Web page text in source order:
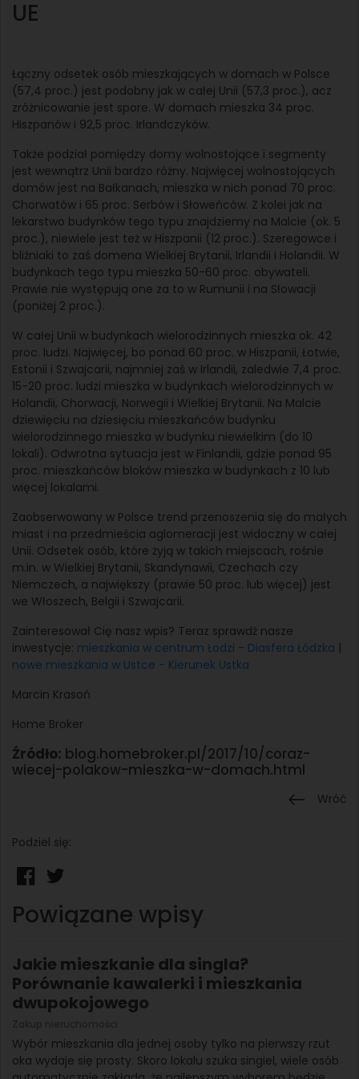
UE
Łączny odsetek osób mieszkających w domach w Polsce
(57,4 proc.) jest podobny jak w całej Unii (57,3 proc.), acz
zróżnicowanie jest spore. W domach mieszka 34 proc.
Hiszpanów i 92,5 proc. Irlandczyków.
Także podział pomiędzy domy wolnostojące i segmenty
jest wewnątrz Unii bardzo różny. Najwięcej wolnostojących
domów jest na Bałkanach, mieszka w nich ponad 70 proc.
Chorwatów i 65 proc. Serbów i Słoweńców. Z kolei jak na
lekarstwo budynków tego typu znajdziemy na Malcie (ok. 5
proc.), niewiele jest też w Hiszpanii (12 proc.). Szeregowce i
bliźniaki to zaś domena Wielkiej Brytanii, Irlandii i Holandii. W
budynkach tego typu mieszka 50-60 proc. obywateli.
Prawie nie występują one za to w Rumunii i na Słowacji
(poniżej 2 proc.).
W całej Unii w budynkach wielorodzinnych mieszka ok. 42
proc. ludzi. Najwięcej, bo ponad 60 proc. w Hiszpanii, Łotwie,
Estonii i Szwajcarii, najmniej zaś w Irlandii, zaledwie 7,4 proc.
15-20 proc. ludzi mieszka w budynkach wielorodzinnych w
Holandii, Chorwacji, Norwegii i Wielkiej Brytanii. Na Malcie
dziewięciu na dziesięciu mieszkańców budynku
wielorodzinnego mieszka w budynku niewielkim (do 10
lokali). Odwrotna sytuacja jest w Finlandii, gdzie ponad 95
proc. mieszkańców bloków mieszka w budynkach z 10 lub
więcej lokalami.
Zaobserwowany w Polsce trend przenoszenia się do małych
miast i na przedmieścia aglomeracji jest widoczny w całej
Unii. Odsetek osób, które żyją w takich miejscach, rośnie
m.in. w Wielkiej Brytanii, Skandynawii, Czechach czy
Niemczech, a największy (prawie 50 proc. lub więcej) jest
we Włoszech, Belgii i Szwajcarii.
Zainteresował Cię nasz wpis? Teraz sprawdź nasze
inwestycje: mieszkania w centrum Łodzi - Diasfera Łódzka |
nowe mieszkania w Ustce - Kierunek Ustka
Marcin Krasoń
Home Broker
Źródło: blog.homebroker.pl/2017/10/coraz-
wiecej-polakow-mieszka-w-domach.html
Wróć
Podziel się:
Powiązane wpisy
Jakie mieszkanie dla singla?
Porównanie kawalerki i mieszkania
dwupokojowego
Wybór mieszkania dla jednej osoby tylko na pierwszy rzut
oka wydaje się prosty. Skoro lokalu szuka singiel, wiele osób